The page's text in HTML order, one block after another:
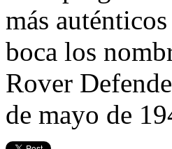
más
boca los
Rover
de mayo de